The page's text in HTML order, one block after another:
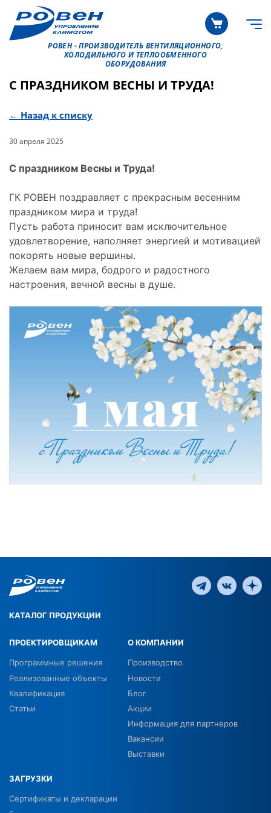
РОВЕН - ПРОИЗВОДИТЕЛЬ ВЕНТИЛЯЦИОННОГО,
ХОЛОДИЛЬНОГО И ТЕПЛООБМЕННОГО
ОБОРУДОВАНИЯ
С ПРАЗДНИКОМ ВЕСНЫ И ТРУДА!
← Назад к списку
30 апреля 2025
С праздником Весны и Труда!
ГК РОВЕН поздравляет с прекрасным весенним
праздником мира и труда!
Пусть работа приносит вам исключительное
удовлетворение, наполняет энергией и мотивацией
покорять новые вершины.
Желаем вам мира, бодрого и радостного
настроения, вечной весны в душе.
КАТАЛОГ ПРОДУКЦИИ
ПРОЕКТИРОВЩИКАМ
Программные решения
Реализованные объекты
Квалификация
Статьи
О КОМПАНИИ
Производство
Новости
Блог
Акции
Информация для партнеров
Вакансии
Выставки
ЗАГРУЗКИ
Сертификаты и декларации